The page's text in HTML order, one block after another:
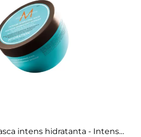
intens hidratanta - Intense